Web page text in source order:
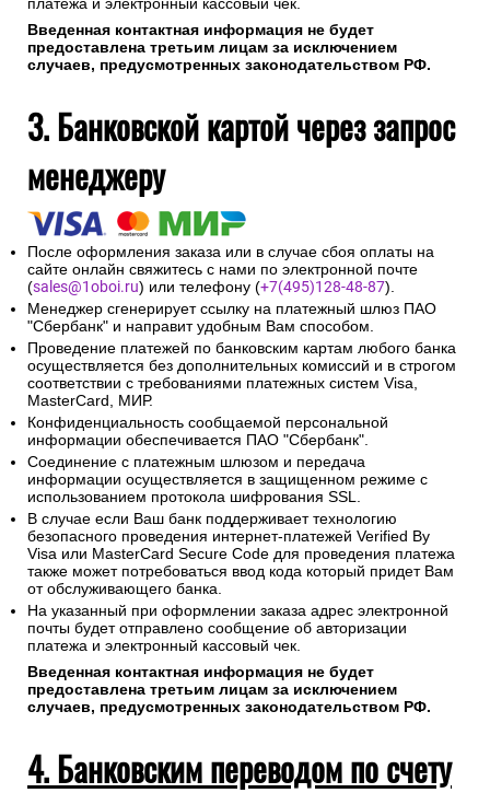
также может потребоваться ввод специального пароля.
На указанный при оформлении заказа адрес электронной
почты будет отправлено сообщение об авторизации
платежа и электронный кассовый чек.
случаев, предусмотренных законодательством РФ.
3. Банковской картой через запрос
менеджеру
После оформления заказа или в случае сбоя оплаты на
сайте онлайн свяжитесь с нами по электронной почте
(sales@1oboi.ru) или телефону (+7(495)128-48-87).
Менеджер сгенерирует ссылку на платежный шлюз ПАО
"Сбербанк" и направит удобным Вам способом.
Проведение платежей по банковским картам любого банка
осуществляется без дополнительных комиссий и в строгом
соответствии с требованиями платежных систем Visa,
MasterCard, МИР.
Конфиденциальность сообщаемой персональной
информации обеспечивается ПАО "Сбербанк".
Соединение с платежным шлюзом и передача
информации осуществляется в защищенном режиме с
использованием протокола шифрования SSL.
В случае если Ваш банк поддерживает технологию
безопасного проведения интернет-платежей Verified By
Visa или MasterCard Secure Code для проведения платежа
также может потребоваться ввод кода который придет Вам
от обслуживающего банка.
На указанный при оформлении заказа адрес электронной
почты будет отправлено сообщение об авторизации
платежа и электронный кассовый чек.
случаев, предусмотренных законодательством РФ.